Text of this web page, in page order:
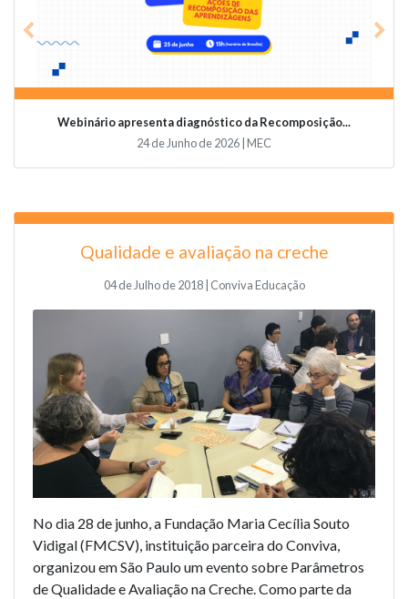
Webinário apresenta diagnóstico da Recomposição...
24 de Junho de 2026 | MEC
Previous
Qualidade e avaliação na creche
04 de Julho de 2018 | Conviva Educação
No dia 28 de junho, a Fundação Maria Cecília Souto
Vidigal (FMCSV), instituição parceira do Conviva,
organizou em São Paulo um evento sobre Parâmetros
de Qualidade e Avaliação na Creche. Como parte da